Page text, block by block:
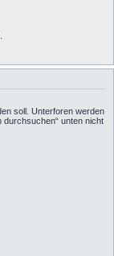
soll. Unterforen werden
durchsuchen“ unten nicht